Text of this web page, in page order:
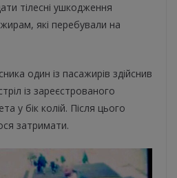
тілесні ушкодження
які перебували на
один із пасажирів здійснив
із зареєстрованого
у бік колій. Після цього
затримати.